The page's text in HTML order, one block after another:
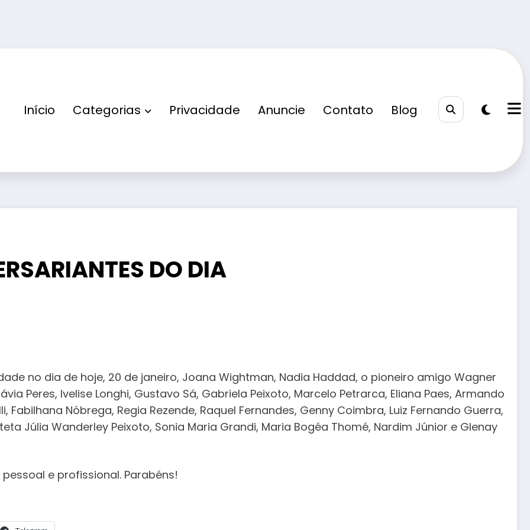
Início Categorias Privacidade Anuncie Contato Blog
DO DIA
no dia de hoje, 20 de janeiro, Joana Wightman, Nadia Haddad, o pioneiro amigo Wagner
Peres, Ivelise Longhi, Gustavo Sá, Gabriela Peixoto, Marcelo Petrarca, Eliana Paes, Armando
Fabilhana Nóbrega, Regia Rezende, Raquel Fernandes, Genny Coimbra, Luiz Fernando Guerra,
Júlia Wanderley Peixoto, Sonia Maria Grandi, Maria Bogéa Thomé, Nardim Júnior e Glenay
e profissional. Parabéns!